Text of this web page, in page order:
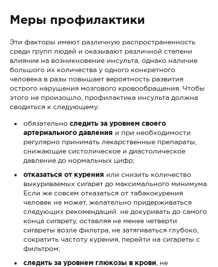
Меры профилактики
Эти факторы имеют различную распространенность
среди групп людей и оказывают различной степени
влияние на возникновение инсульта, однако наличие
большого их количества у одного конкретного
человека в разы повышает вероятность развития
острого нарушения мозгового кровообращения. Чтобы
этого не произошло, профилактика инсульта должна
сводиться к следующему:
обязательно следить за уровнем своего
артериального давления и при необходимости
регулярно принимать лекарственные препараты,
снижающие систолическое и диастолическое
давление до нормальных цифр;
отказаться от курения или снизить количество
выкуриваемых сигарет до максимального минимума.
Если же совсем отказаться от табакокурения
человек не может, желательно придерживаться
следующих рекомендаций: не докуривать до самого
конца сигарету, оставляя не менее четверти
сигареты возле фильтра, не затягиваться глубоко,
сократить частоту курения, перейти на сигареты с
фильтром;
следить за уровнем глюкозы в крови , не